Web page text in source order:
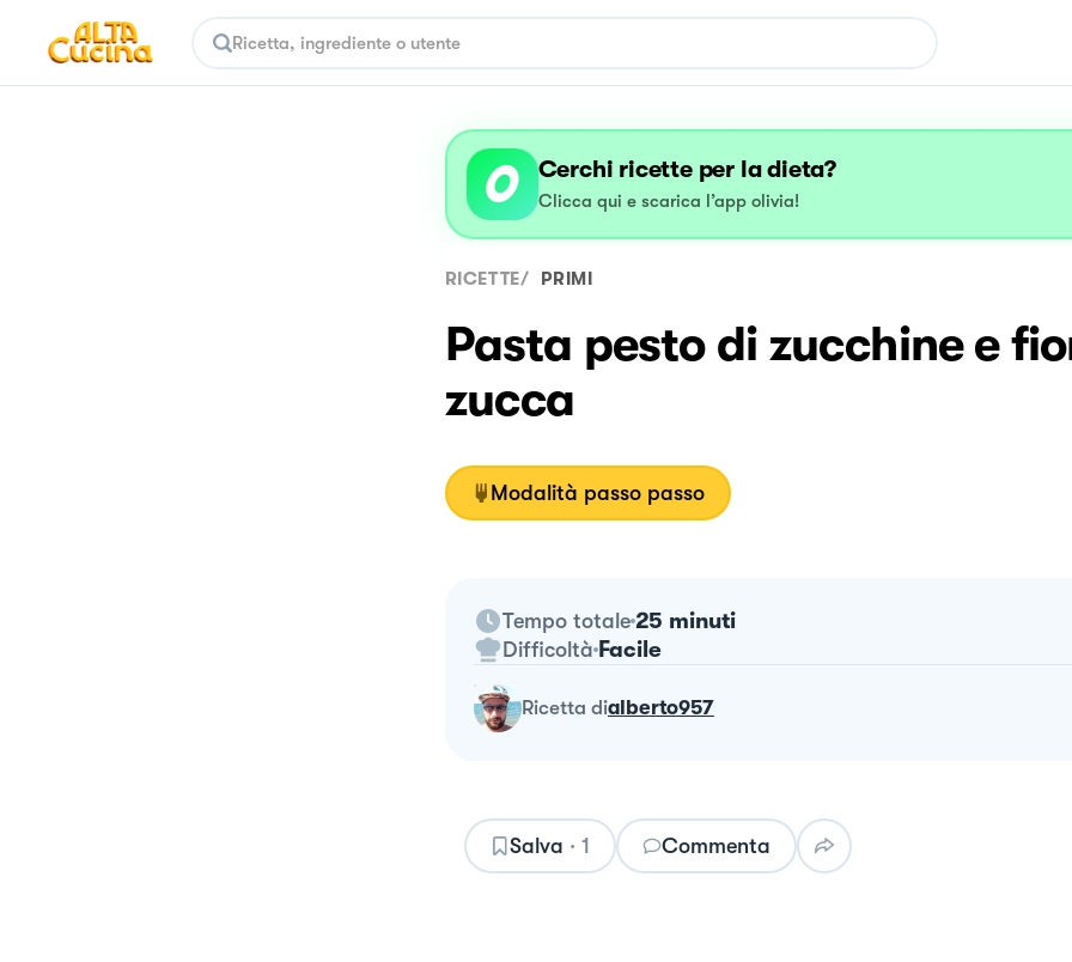
Cerchi ricette per la dieta?
Clicca qui e scarica l’app olivia!
RICETTE/ PRIMI
Pasta pesto di zucchine e
zucca
Modalità passo passo
Tempo totale 25 minuti
Difficoltà Facile
ricetta dialberto957
Salva · 1 Commenta